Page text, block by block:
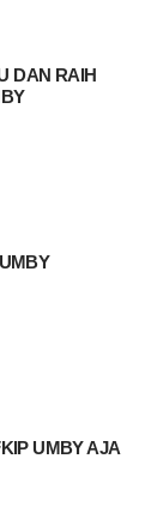
DAN RAIH
UMBY AJA